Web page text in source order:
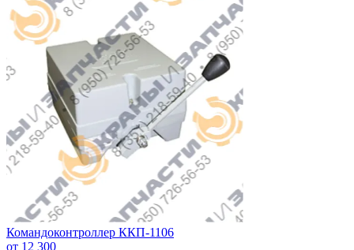
Командоконтроллер ККП-1106
от 12 300